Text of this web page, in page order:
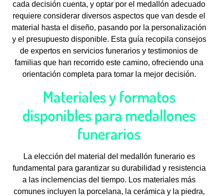
cada decisión cuenta, y optar por el medallón adecuado
requiere considerar diversos aspectos que van desde el
material hasta el diseño, pasando por la personalización
y el presupuesto disponible. Esta guía recopila consejos
de expertos en servicios funerarios y testimonios de
familias que han recorrido este camino, ofreciendo una
orientación completa para tomar la mejor decisión.
Materiales y formatos
disponibles para medallones
funerarios
La elección del material del medallón funerario es
fundamental para garantizar su durabilidad y resistencia
a las inclemencias del tiempo. Los materiales más
comunes incluyen la porcelana, la cerámica y la piedra,